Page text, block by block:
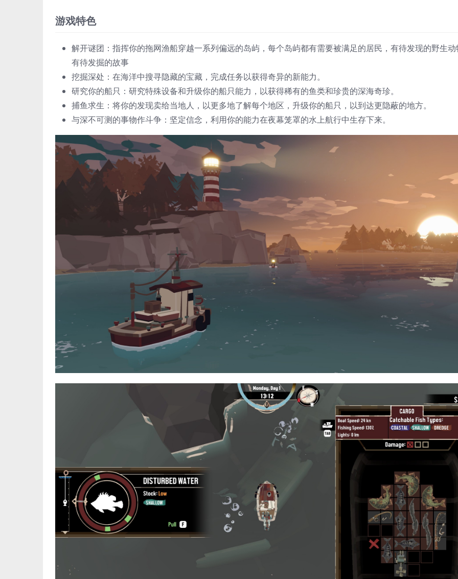
游戏特色
解开谜团：指挥你的拖网渔船穿越一系列偏远的岛屿，每个岛屿都有需要被满足的居民，有待发现的野生动
有待发掘的故事
挖掘深处：在海洋中搜寻隐藏的宝藏，完成任务以获得奇异的新能力。
研究你的船只：研究特殊设备和升级你的船只能力，以获得稀有的鱼类和珍贵的深海奇珍。
捕鱼求生：将你的发现卖给当地人，以更多地了解每个地区，升级你的船只，以到达更隐蔽的地方。
与深不可测的事物作斗争：坚定信念，利用你的能力在夜幕笼罩的水上航行中生存下来。